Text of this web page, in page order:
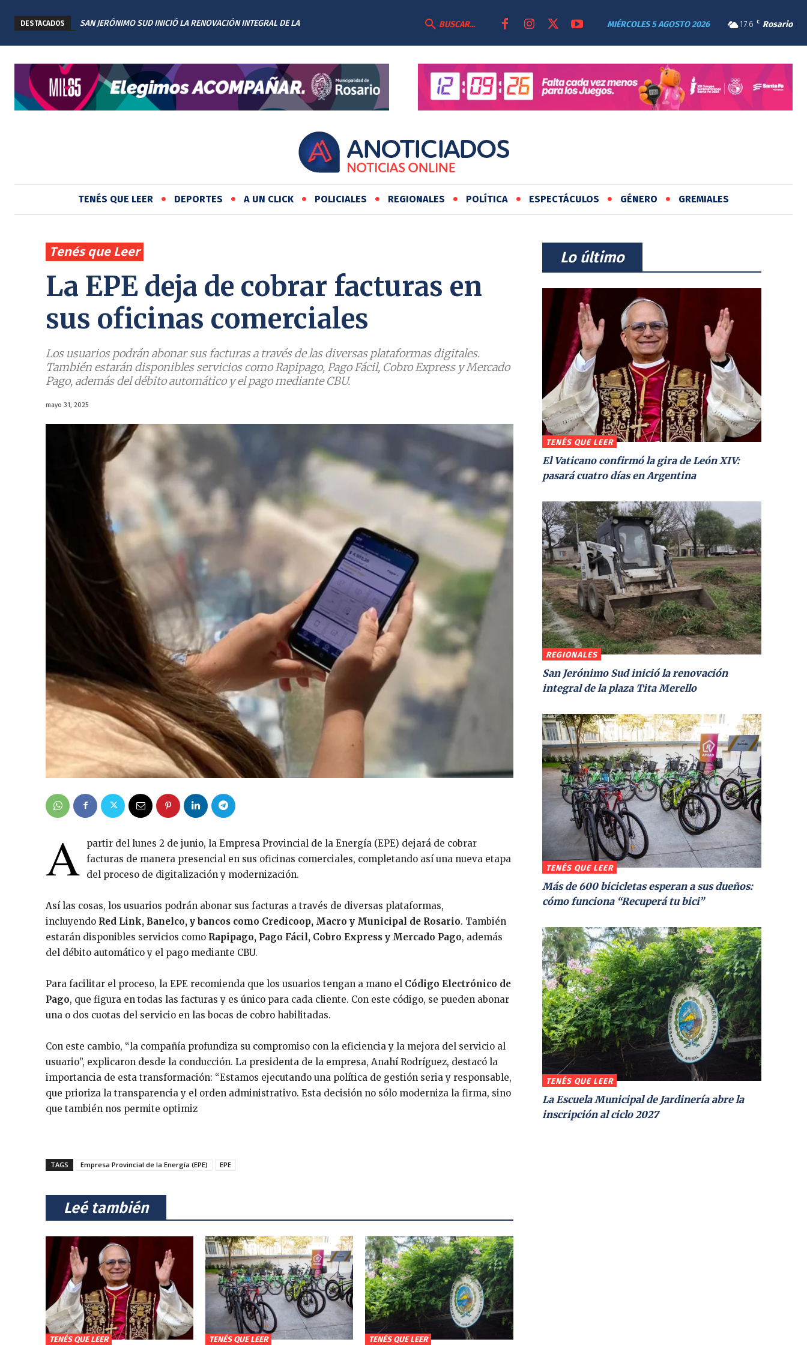
DESTACADOS
SAN JERÓNIMO SUD INICIÓ LA RENOVACIÓN INTEGRAL DE LA
17.6 C Rosario
MIÉRCOLES 5 AGOSTO 2026
BUSCAR...
TENÉS QUE LEER DEPORTES A UN CLICK POLICIALES REGIONALES POLÍTICA ESPECTÁCULOS GÉNERO GREMIALES
Tenés que Leer
La EPE deja de cobrar facturas en
sus oficinas comerciales
Los usuarios podrán abonar sus facturas a través de las diversas plataformas digitales.
También estarán disponibles servicios como Rapipago, Pago Fácil, Cobro Express y Mercado
Pago, además del débito automático y el pago mediante CBU.
mayo 31, 2025
A
partir del lunes 2 de junio, la Empresa Provincial de la Energía (EPE) dejará de cobrar
facturas de manera presencial en sus oficinas comerciales, completando así una nueva etapa
del proceso de digitalización y modernización.
Así las cosas, los usuarios podrán abonar sus facturas a través de diversas plataformas,
incluyendo Red Link, Banelco, y bancos como Credicoop, Macro y Municipal de Rosario. También
estarán disponibles servicios como Rapipago, Pago Fácil, Cobro Express y Mercado Pago, además
del débito automático y el pago mediante CBU.
Para facilitar el proceso, la EPE recomienda que los usuarios tengan a mano el Código Electrónico de
Pago, que figura en todas las facturas y es único para cada cliente. Con este código, se pueden abonar
una o dos cuotas del servicio en las bocas de cobro habilitadas.
Con este cambio, “la compañía profundiza su compromiso con la eficiencia y la mejora del servicio al
usuario”, explicaron desde la conducción. La presidenta de la empresa, Anahí Rodríguez, destacó la
importancia de esta transformación: “Estamos ejecutando una política de gestión seria y responsable,
que prioriza la transparencia y el orden administrativo. Esta decisión no sólo moderniza la firma, sino
que también nos permite optimiz
TAGS Empresa Provincial de la Energía (EPE) EPE
⠀Leé también⠀
TENÉS QUE LEER TENÉS QUE LEER TENÉS QUE LEER
⠀Lo último⠀
TENÉS QUE LEER
El Vaticano confirmó la gira de León XIV:
pasará cuatro días en Argentina
REGIONALES
San Jerónimo Sud inició la renovación
integral de la plaza Tita Merello
TENÉS QUE LEER
Más de 600 bicicletas esperan a sus dueños:
cómo funciona “Recuperá tu bici”
TENÉS QUE LEER
La Escuela Municipal de Jardinería abre la
inscripción al ciclo 2027